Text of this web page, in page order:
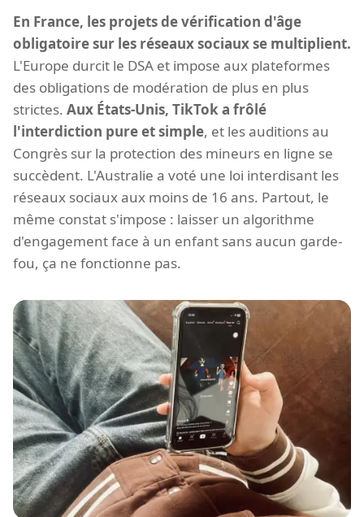
En France, les projets de vérification d'âge
obligatoire sur les réseaux sociaux se multiplient.
L'Europe durcit le DSA et impose aux plateformes
des obligations de modération de plus en plus
strictes. Aux États-Unis, TikTok a frôlé
l'interdiction pure et simple, et les auditions au
Congrès sur la protection des mineurs en ligne se
succèdent. L'Australie a voté une loi interdisant les
réseaux sociaux aux moins de 16 ans. Partout, le
même constat s'impose : laisser un algorithme
d'engagement face à un enfant sans aucun garde-
fou, ça ne fonctionne pas.